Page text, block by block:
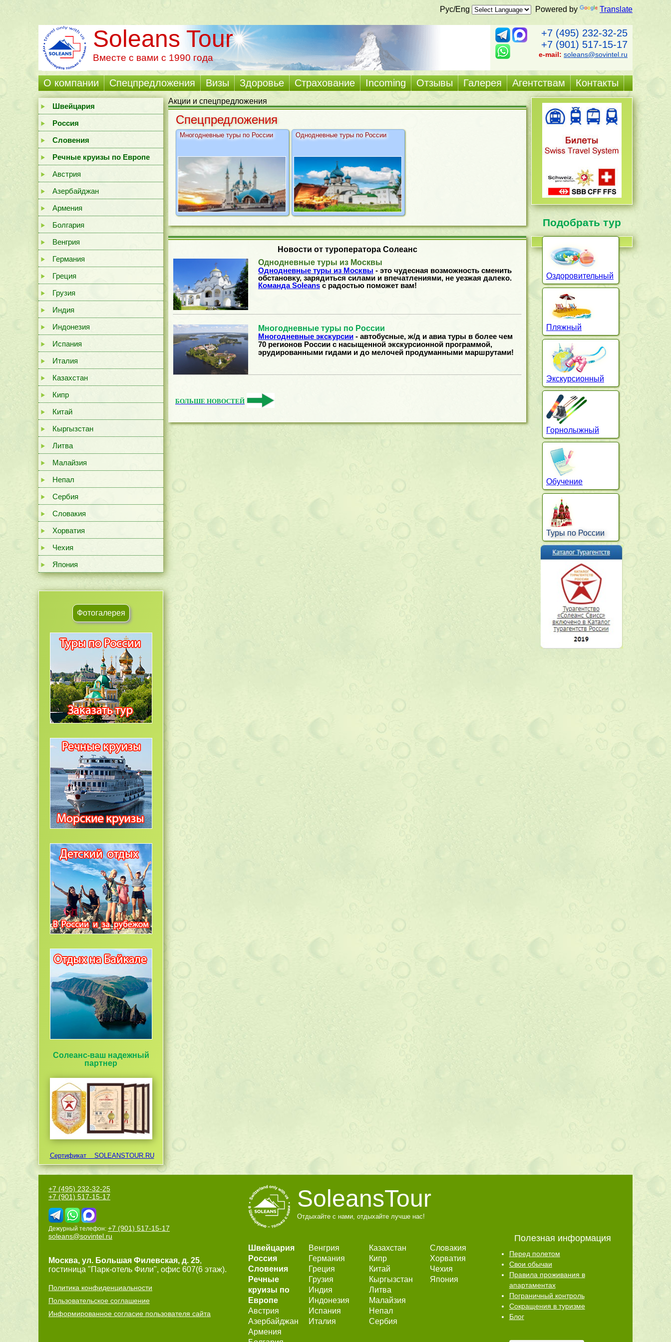
Рус/Eng Powered by Translate
Soleans Tour
Вместе с вами с 1990 года
+7 (495) 232-32-25
+7 (901) 517-15-17
e-mail: soleans@sovintel.ru
О компании Cпецпредложения Визы Здоровье Страхование Incoming Отзывы Галерея Агентствам Контакты
Швейцария
Россия
Словения
Речные круизы по Европе
Австрия
Азербайджан
Армения
Болгария
Венгрия
Германия
Греция
Грузия
Индия
Индонезия
Испания
Италия
Казахстан
Кипр
Китай
Кыргызстан
Литва
Малайзия
Непал
Сербия
Словакия
Хорватия
Чехия
Япония
Фотогалерея
Солеанс-ваш надежный
партнер
Сертификат SOLEANSTOUR.RU
Акции и спецпредложения
Cпецпредложения
Многодневные туры по России Однодневные туры по России
Новости от туроператора Солеанс
Однодневные туры из Москвы
Однодневные туры из Москвы - это чудесная возможность сменить
обстановку, зарядиться силами и впечатлениями, не уезжая далеко.
Команда Soleans с радостью поможет вам!
Многодневные туры по России
Многодневные экскурсии - автобусные, ж/д и авиа туры в более чем
70 регионов России с насыщенной экскурсионной программой,
эрудированными гидами и до мелочей продуманными маршрутами!
БОЛЬШЕ НОВОСТЕЙ
Подобрать тур
Оздоровительный
Пляжный
Экскурсионный
Горнолыжный
Обучение
Туры по России
+7 (495) 232-32-25
+7 (901) 517-15-17
Дежурный телефон: +7 (901) 517-15-17
soleans@sovintel.ru
Москва, ул. Большая Филевская, д. 25,
гостиница "Парк-отель Фили", офис 607(6 этаж).
Политика конфиденциальности
Пользовательское соглашение
Информированное согласие пользователя сайта
SoleansTour
Отдыхайте с нами, отдыхайте лучше нас!
Швейцария
Россия
Словения
Речные
круизы по
Европе
Австрия
Азербайджан
Армения
Венгрия
Германия
Греция
Грузия
Индия
Индонезия
Испания
Италия
Казахстан
Кипр
Китай
Кыргызстан
Литва
Малайзия
Непал
Сербия
Словакия
Хорватия
Чехия
Япония
Полезная информация
Перед полетом
Свои обычаи
Правила проживания в
апартаментах
Пограничный контроль
Сокращения в туризме
Блог